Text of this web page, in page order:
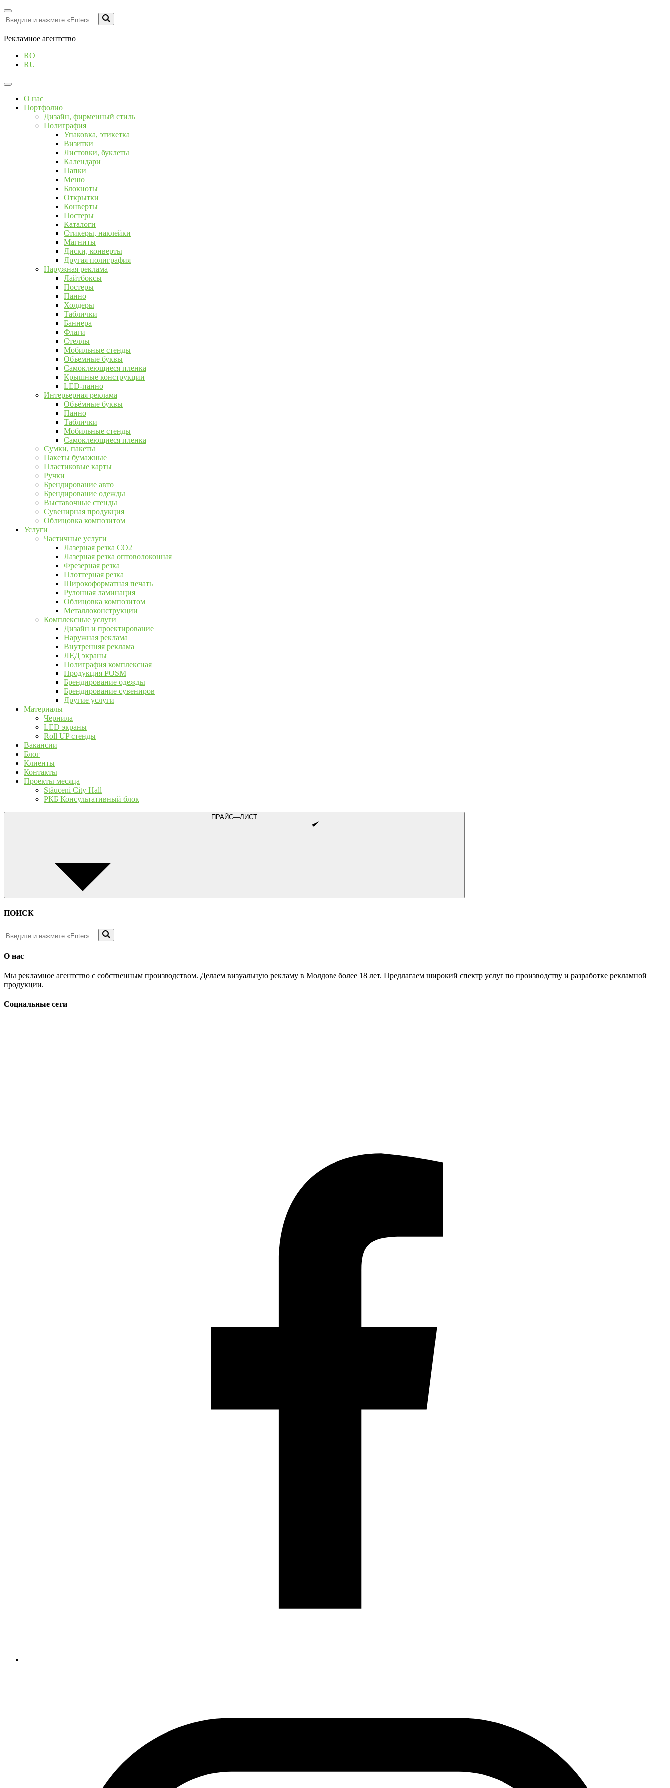
Рекламное агентство
RO
RU
О нас
Портфолио
Дизайн, фирменный стиль
Полиграфия
Упаковка, этикетка
Визитки
Листовки, буклеты
Календари
Папки
Меню
Блокноты
Открытки
Конверты
Постеры
Каталоги
Стикеры, наклейки
Магниты
Диски, конверты
Другая полиграфия
Наружная реклама
Лайтбоксы
Постеры
Панно
Холдеры
Таблички
Баннера
Флаги
Стеллы
Мобильные стенды
Объемные буквы
Самоклеющиеся пленка
Крышные конструкции
LED-панно
Интерьерная реклама
Объёмные буквы
Панно
Таблички
Мобильные стенды
Самоклеющиеся пленка
Сумки, пакеты
Пакеты бумажные
Пластиковые карты
Ручки
Брендирование авто
Брендирование одежды
Выставочные стенды
Сувенирная продукция
Облицовка композитом
Услуги
Частичные услуги
Лазерная резка CO2
Лазерная резка оптоволоконная
Фрезерная резка
Плоттерная резка
Широкоформатная печать
Рулонная ламинация
Облицовка композитом
Металлоконструкции
Комплексные услуги
Дизайн и проектирование
Наружная реклама
Внутренняя реклама
ЛЕД экраны
Полиграфия комплексная
Продукция POSM
Брендирование одежды
Брендирование сувениров
Другие услуги
Материалы
Чернила
LED экраны
Roll UP стенды
Вакансии
Блог
Клиенты
Контакты
Проекты месяца
Stăuceni City Hall
РКБ Консультативный блок
ПРАЙС—ЛИСТ
ПОИСК
О нас
Мы рекламное агентство с собственным производством. Делаем визуальную рекламу в Молдове более 18 лет. Предлагаем широкий спектр услуг по производству и разработке рекламной
продукции.
Социальные сети